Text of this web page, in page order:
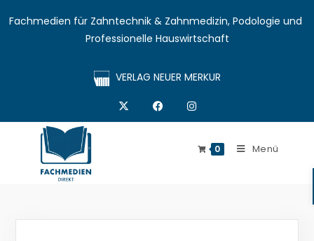
Fachmedien für Zahntechnik & Zahnmedizin, Podologie und
Professionelle Hauswirtschaft
VERLAG NEUER MERKUR
0 Menü